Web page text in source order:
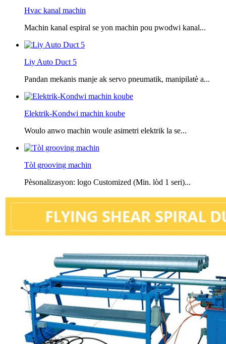
Hvac kanal machin
Machin kanal espiral se yon machin pou pwodwi kanal...
Liy Auto Duct 5
Pandan mekanis manje ak servo pneumatik, manipilatè a...
Elektrik-Kondwi machin koube
Woulo anwo machin woule asimetri elektrik la se...
Tòl grooving machin
Pèsonalizasyon: logo Customized (Min. lòd 1 seri)...